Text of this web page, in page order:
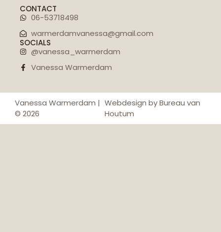
CONTACT
06-53718498
warmerdamvanessa@gmail.com
SOCIALS
@vanessa_warmerdam
Vanessa Warmerdam
Vanessa Warmerdam |
© 2026
Webdesign by Bureau van
Houtum